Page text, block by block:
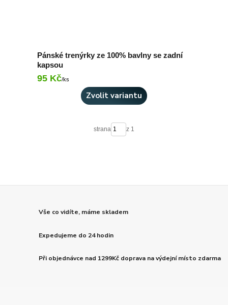
Pánské trenýrky ze 100% bavlny se zadní
kapsou
95 Kč/ks
Zvolit variantu
strana z 1
Vše co vidíte, máme skladem
Expedujeme do 24 hodin
Při objednávce nad 1299Kč doprava na výdejní místo zdarma